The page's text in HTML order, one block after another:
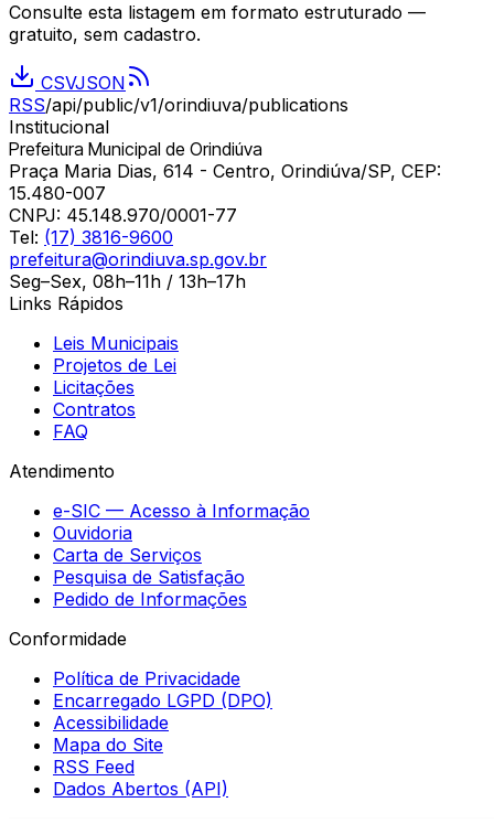
Consulte esta listagem em formato estruturado —
gratuito, sem cadastro.
CSVJSON
RSS/api/public/v1/orindiuva/publications
Institucional
Prefeitura Municipal de Orindiúva
Praça Maria Dias, 614 - Centro, Orindiúva/SP, CEP:
15.480-007
CNPJ: 45.148.970/0001-77
Tel: (17) 3816-9600
prefeitura@orindiuva.sp.gov.br
Seg–Sex, 08h–11h / 13h–17h
Links Rápidos
Leis Municipais
Projetos de Lei
Licitações
Contratos
FAQ
Atendimento
e-SIC — Acesso à Informação
Ouvidoria
Carta de Serviços
Pesquisa de Satisfação
Pedido de Informações
Conformidade
Política de Privacidade
Encarregado LGPD (DPO)
Acessibilidade
Mapa do Site
RSS Feed
Dados Abertos (API)